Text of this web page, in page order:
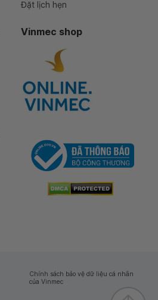
Đặt lịch hẹn
Vinmec shop
Chính sách bảo vệ dữ liệu cá nhân
của Vinmec